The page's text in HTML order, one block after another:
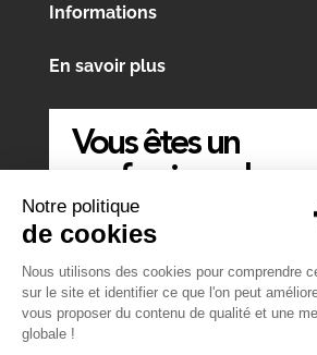
Informations
En savoir plus
Vous êtes un
professionnel
ÉCRIVEZ-NOUS
Notre politique
de cookies
Nous utilisons des cookies pour comprendre
sur le site et identifier ce que l'on peut
vous proposer du contenu de qualité et une
globale !